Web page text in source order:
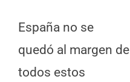
España no se
quedó al margen de
todos estos